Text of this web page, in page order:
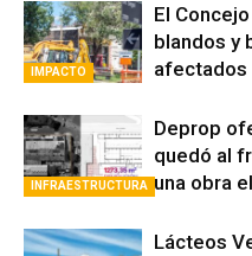
IMPACTO
El
blandos y
afectados
INFRAESTRUCTURA
Deprop
quedó al
una obra
Lácteos